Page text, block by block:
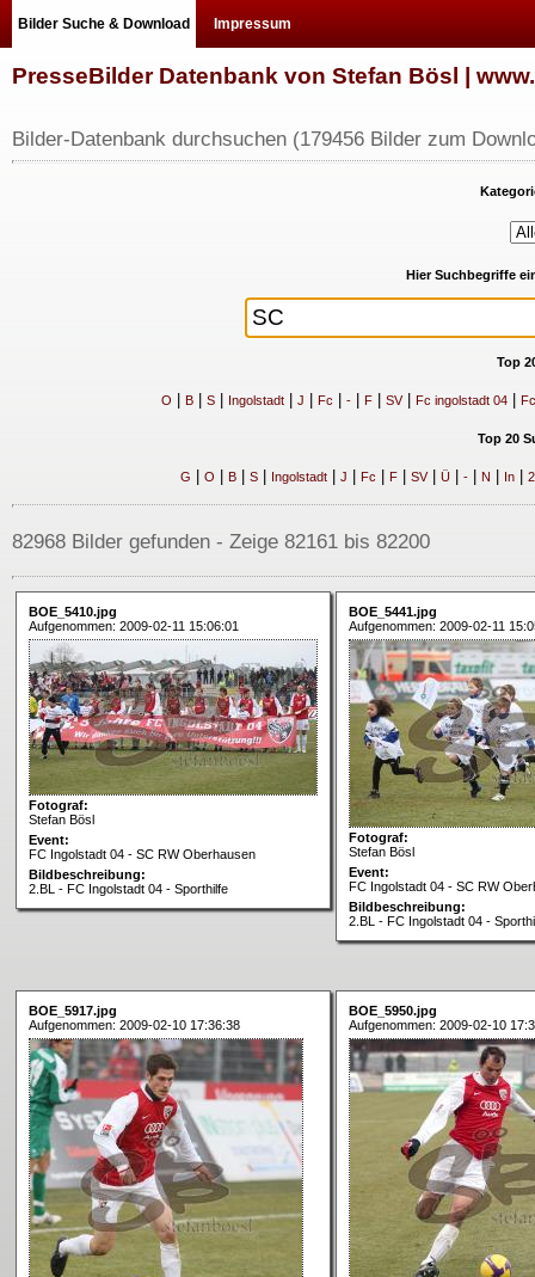
Bilder Suche & Download Impressum
PresseBilder Datenbank von Stefan Bösl |
Bilder-Datenbank durchsuchen (179456 Bilder zum
Hier Suchbegriffe
Top
O B| S| Ingolstadt| J Fc -| F| SV| Fc ingolstadt 04|
Top 20
G O B| S| Ingolstadt| J Fc F| SV| Ü| -| N In| 2
82968 Bilder gefunden - Zeige 82161 bis 82200
BOE_5410.jpg
Aufgenommen: 2009-02-11 15:06:01
Fotograf:
Stefan Bösl
Event:
FC Ingolstadt 04 - SC RW Oberhausen
Bildbeschreibung:
2.BL - FC Ingolstadt 04 - Sporthilfe
BOE_5441.jpg
Aufgenommen: 2009-02-11
Fotograf:
Stefan Bösl
Event:
FC Ingolstadt 04 - SC RW
Bildbeschreibung:
2.BL - FC Ingolstadt 04 -
BOE_5917.jpg
Aufgenommen: 2009-02-10 17:36:38
BOE_5950.jpg
Aufgenommen: 2009-02-10